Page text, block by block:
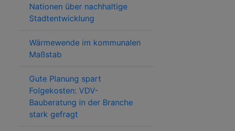
Nationen über nachhaltige
Stadtentwicklung
Wärmewende im kommunalen
Maßstab
Gute Planung spart
Folgekosten: VDV-
Bauberatung in der Branche
stark gefragt